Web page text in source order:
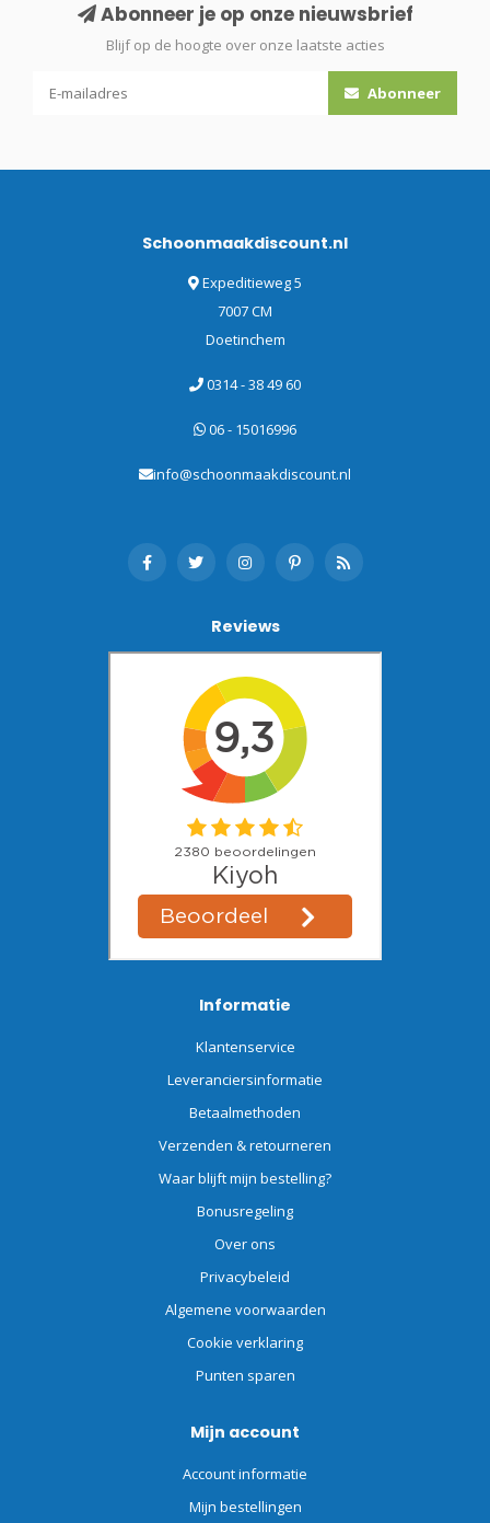
Abonneer je op onze nieuwsbrief
Blijf op de hoogte over onze laatste acties
Abonneer
Schoonmaakdiscount.nl
Expeditieweg 5
7007 CM
Doetinchem
0314 - 38 49 60
06 - 15016996
info@schoonmaakdiscount.nl
Reviews
Informatie
Klantenservice
Leveranciersinformatie
Betaalmethoden
Verzenden & retourneren
Waar blijft mijn bestelling?
Bonusregeling
Over ons
Privacybeleid
Algemene voorwaarden
Cookie verklaring
Punten sparen
Mijn account
Account informatie
Mijn bestellingen